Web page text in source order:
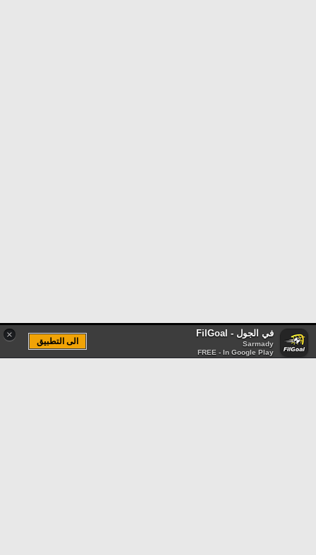
× في الجول - FilGoal
Sarmady
FREE - In Google Play
الى التطبيق